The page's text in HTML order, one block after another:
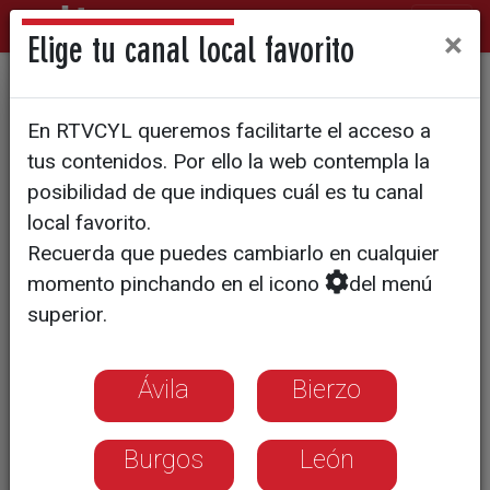
Polémica en Diputación por la
modificación presupuestaria
y la inversión para los
municipios
Elige tu canal local favorito ×
En RTVCYL queremos facilitarte el acceso a
tus contenidos. Por ello la web contempla la
posibilidad de que indiques cuál es tu canal
local favorito.
Recuerda que puedes cambiarlo en cualquier
momento pinchando en el icono
del menú
superior.
Ávila Bierzo
Burgos León